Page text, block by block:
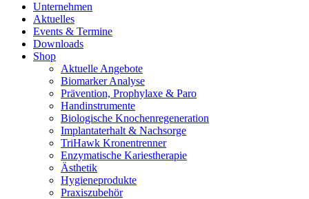
Unternehmen
Aktuelles
Events & Termine
Downloads
Shop
Aktuelle Angebote
Biomarker Analyse
Prävention, Prophylaxe & Paro
Handinstrumente
Biologische Knochenregeneration
Implantaterhalt & Nachsorge
TriHawk Kronentrenner
Enzymatische Kariestherapie
Ästhetik
Hygieneprodukte
Praxiszubehör